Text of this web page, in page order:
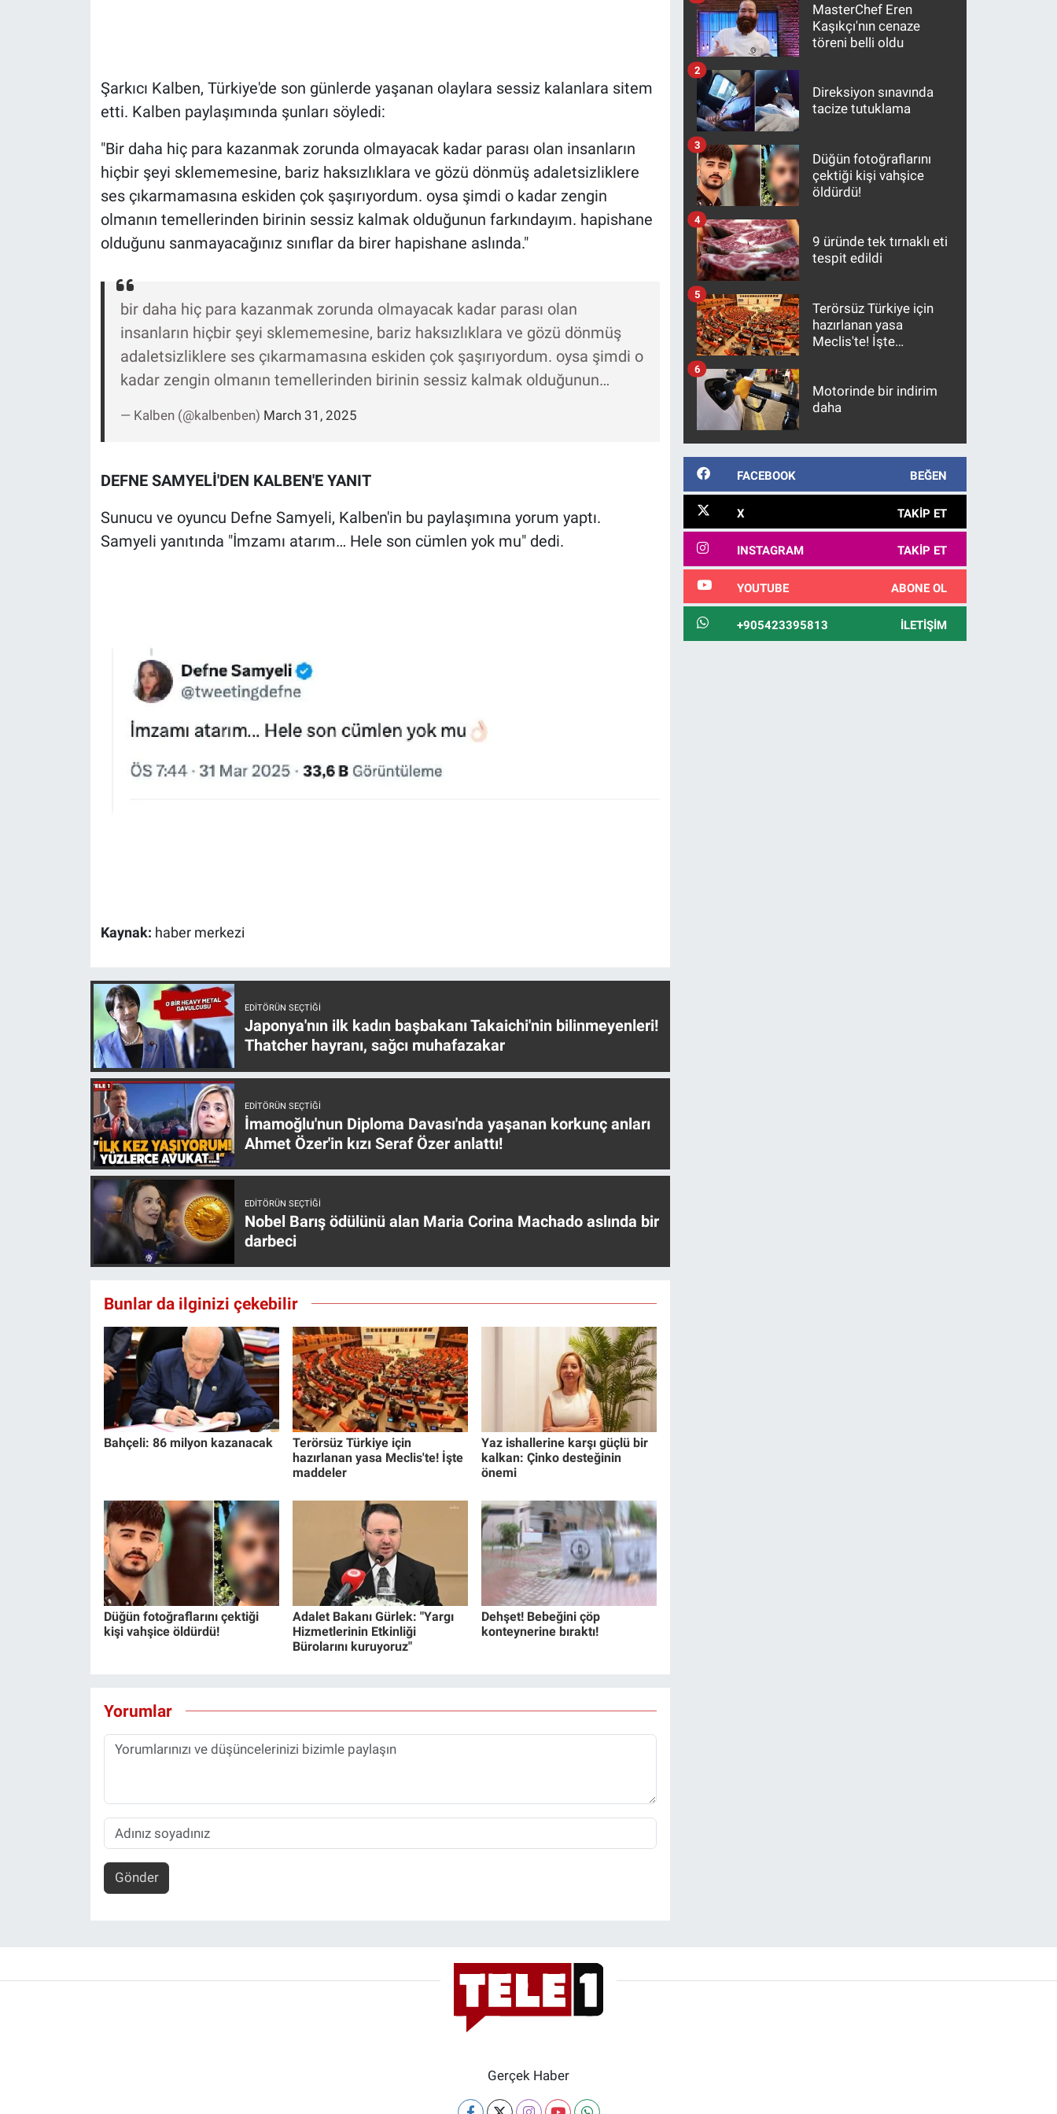
Şarkıcı Kalben, Türkiye'de son günlerde yaşanan olaylara sessiz kalanlara sitem
etti. Kalben paylaşımında şunları söyledi:
"Bir daha hiç para kazanmak zorunda olmayacak kadar parası olan insanların
hiçbir şeyi sklememesine, bariz haksızlıklara ve gözü dönmüş adaletsizliklere
ses çıkarmamasına eskiden çok şaşırıyordum. oysa şimdi o kadar zengin
olmanın temellerinden birinin sessiz kalmak olduğunun farkındayım. hapishane
olduğunu sanmayacağınız sınıflar da birer hapishane aslında."
bir daha hiç para kazanmak zorunda olmayacak kadar parası olan
insanların hiçbir şeyi sklememesine, bariz haksızlıklara ve gözü dönmüş
adaletsizliklere ses çıkarmamasına eskiden çok şaşırıyordum. oysa şimdi o
kadar zengin olmanın temellerinden birinin sessiz kalmak olduğunun…
— Kalben (@kalbenben) March 31, 2025
DEFNE SAMYELİ'DEN KALBEN'E YANIT
Sunucu ve oyuncu Defne Samyeli, Kalben'in bu paylaşımına yorum yaptı.
Samyeli yanıtında "İmzamı atarım… Hele son cümlen yok mu" dedi.
Kaynak: haber merkezi
EDITÖRÜN SEÇTIĞI
Japonya'nın ilk kadın başbakanı Takaichi'nin bilinmeyenleri!
Thatcher hayranı, sağcı muhafazakar
EDITÖRÜN SEÇTIĞI
İmamoğlu'nun Diploma Davası'nda yaşanan korkunç anları
Ahmet Özer'in kızı Seraf Özer anlattı!
EDITÖRÜN SEÇTIĞI
Nobel Barış ödülünü alan Maria Corina Machado aslında bir
darbeci
Bunlar da ilginizi çekebilir
Bahçeli: 86 milyon kazanacak
Terörsüz Türkiye için
hazırlanan yasa Meclis'te! İşte
maddeler
Yaz ishallerine karşı güçlü bir
kalkan: Çinko desteğinin
önemi
Düğün fotoğraflarını çektiği
kişi vahşice öldürdü!
Adalet Bakanı Gürlek: "Yargı
Hizmetlerinin Etkinliği
Bürolarını kuruyoruz"
Dehşet! Bebeğini çöp
konteynerine bıraktı!
Yorumlar
Gönder
MasterChef Eren
Kaşıkçı'nın cenaze
töreni belli oldu
Direksiyon sınavında
tacize tutuklama
2
Düğün fotoğraflarını
çektiği kişi vahşice
öldürdü!
3
9 üründe tek tırnaklı eti
tespit edildi
4
Terörsüz Türkiye için
hazırlanan yasa
Meclis'te! İşte
5
Motorinde bir indirim
daha
6
FACEBOOK BEĞEN
X TAKIP ET
INSTAGRAM TAKIP ET
YOUTUBE ABONE OL
+905423395813 İLETIŞIM
Gerçek Haber
Koronavirüs
Kültür Sanat
Programlar